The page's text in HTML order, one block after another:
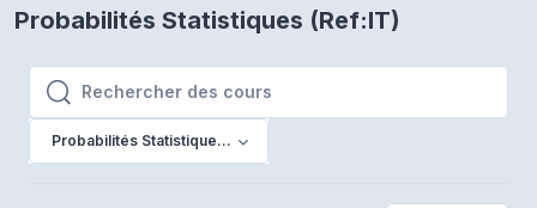
Probabilités Statistiques (Ref:IT)
Rechercher des cours
Rechercher des cours
Probabilités Statistiques (Ref:IT)